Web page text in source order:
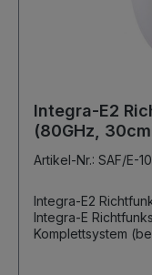
Integra-E2
(80GHz,
Artikel-Nr.: SAF/E-
Integra-E2
Integra-E
Komplettsystem (beide Seiten)